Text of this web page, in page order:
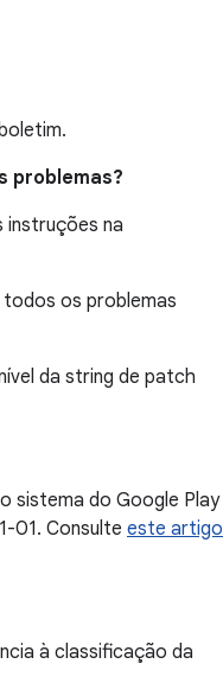
problemas?
instruções na
os problemas
da string de patch
sistema do Google Play
01. Consulte este artigo
à classificação da